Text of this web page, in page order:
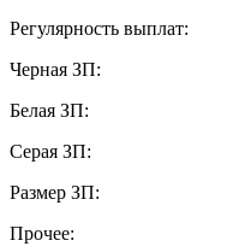
Регулярность выплат:
Черная ЗП:
Белая ЗП:
Серая ЗП:
Размер ЗП:
Прочее: